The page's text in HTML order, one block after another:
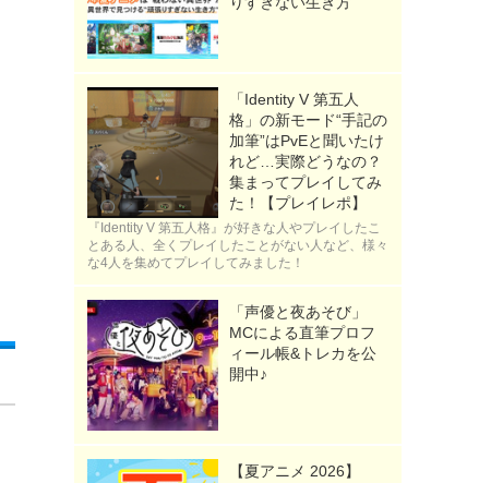
「Identity V 第五人
格」の新モード“手記の
加筆”はPvEと聞いたけ
れど…実際どうなの？
集まってプレイしてみ
た！【プレイレポ】
『Identity V 第五人格』が好きな人やプレイしたこ
とある人、全くプレイしたことがない人など、様々
な4人を集めてプレイしてみました！
「声優と夜あそび」
MCによる直筆プロフ
ィール帳&トレカを公
開中♪
【夏アニメ 2026】